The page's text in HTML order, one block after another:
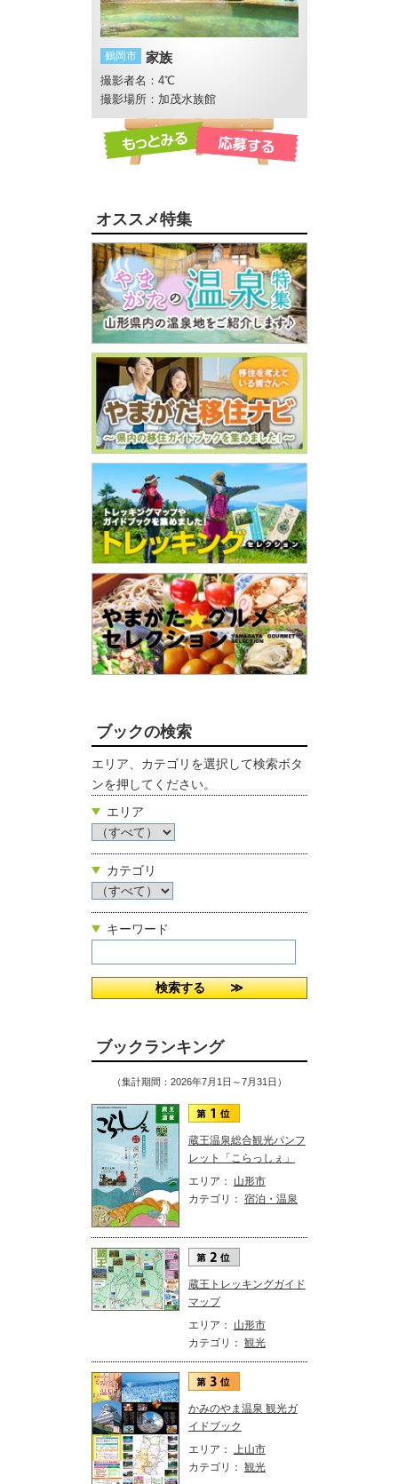
鶴岡市 家族
撮影者名：4℃
撮影場所：加茂水族館
オススメ特集
ブックの検索
エリア、カテゴリを選択して検索ボタ
ンを押してください。
エリア
カテゴリ
キーワード
ブックランキング
（集計期間：2026年7月1日～7月31日）
蔵王温泉総合観光パンフ
レット「こらっしぇ」
エリア： 山形市
カテゴリ： 宿泊・温泉
蔵王トレッキングガイド
マップ
エリア： 山形市
カテゴリ： 観光
かみのやま温泉 観光ガ
イドブック
エリア： 上山市
カテゴリ： 観光